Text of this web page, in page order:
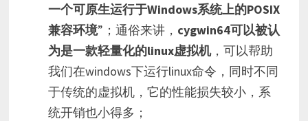
一个可原生运行于Windows系统上的POSIX
兼容环境”；通俗来讲， cygwin64可以被认
为是一款轻量化的linux虚拟机，可以帮助
我们在windows下运行linux命令，同时不同
于传统的虚拟机，它的性能损失较小，系
统开销也小得多；